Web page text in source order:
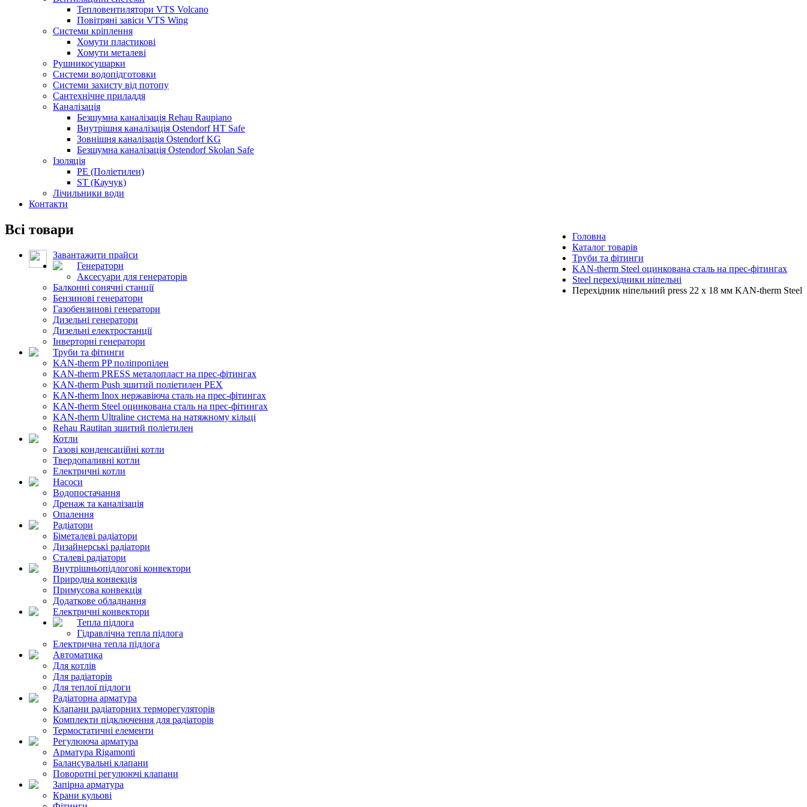
Тепловентилятори VTS Volcano
Повітряні завіси VTS Wing
Системи кріплення
Хомути пластикові
Хомути металеві
Рушникосушарки
Системи водопідготовки
Системи захисту від потопу
Сантехнічне приладдя
Каналізація
Безшумна каналізація Rehau Raupiano
Внутрішня каналізація Ostendorf HT Safe
Зовнішня каналізація Ostendorf KG
Безшумна каналізація Ostendorf Skolan Safe
Ізоляція
PE (Поліетилен)
ST (Каучук)
Лічильники води
Контакти
Головна
Каталог товарів
Труби та фітинги
KAN-therm Steel оцинкована сталь на прес-фітингах
Steel перехідники ніпельні
Перехідник ніпельний press 22 x 18 мм KAN-therm Steel
Всі товари
Завантажити прайси
Генератори
Аксесуари для генераторів
Балконні сонячні станції
Бензинові генератори
Газобензинові генератори
Дизельні генератори
Дизельні електростанції
Інверторні генератори
Труби та фітинги
KAN-therm PP поліпропілен
KAN-therm PRESS металопласт на прес-фітингах
KAN-therm Push зшитий поліетилен PEX
KAN-therm Inox нержавіюча сталь на прес-фітингах
KAN-therm Steel оцинкована сталь на прес-фітингах
KAN-therm Ultraline система на натяжному кільці
Rehau Rautitan зшитий поліетилен
Котли
Газові конденсаційні котли
Твердопаливні котли
Електричні котли
Насоси
Водопостачання
Дренаж та каналізація
Опалення
Радіатори
Біметалеві радіатори
Дизайнерські радіатори
Сталеві радіатори
Внутрішньопідлогові конвектори
Природна конвекція
Примусова конвекція
Додаткове обладнання
Електричні конвектори
Тепла підлога
Гідравлічна тепла підлога
Електрична тепла підлога
Автоматика
Для котлів
Для радіаторів
Для теплої підлоги
Радіаторна арматура
Клапани радіаторних терморегуляторів
Комплекти підключення для радіаторів
Термостатичні елементи
Регулююча арматура
Арматура Rigamonti
Балансувальні клапани
Поворотні регулюючі клапани
Запірна арматура
Крани кульові